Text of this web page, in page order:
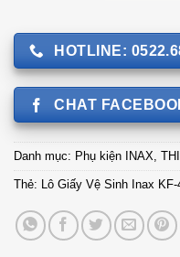
HOTLINE:
CHAT
Danh mục: Phụ kiện INAX
Thẻ: Lô Giấy Vệ Sinh Inax